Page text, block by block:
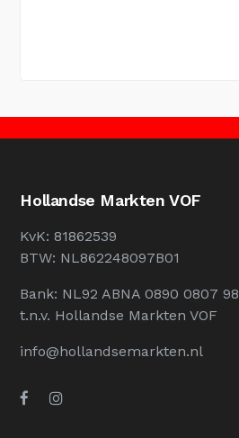
Hollandse Markten VOF
KvK: 81862539
BTW: NL862248097B01
Bank: NL92 ABNA 0890 0807 98
t.n.v. Hollandse Markten VOF
info@hollandsemarkten.nl